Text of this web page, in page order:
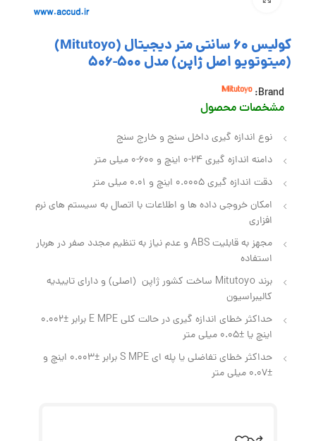
کولیس 60 سانتی متر دیجیتال (Mitutoyo)
(میتوتویو اصل ژاپن) مدل 500-506
Brand:
مشخصات محصول
نوع اندازه گیری داخل‌ سنج و خارج‌ سنج
دامنه اندازه‌ گیری 24-0 اینچ و 600-0 میلی‌ متر
دقت اندازه گیری 0.0005 اینچ و 0.01 میلی‌ متر
امکان خروجی داده ها و اطلاعات با اتصال به سیستم های نرم‌
افزاری
مجهز به قابلیت ABS و عدم نیاز به تنظیم مجدد صفر در هربار
استفاده
برند Mitutoyo ساخت کشور ژاپن (اصلی) و دارای تاییدیه
کالیبراسیون
حداکثر خطای اندازه گیری در حالت کلی E MPE برابر ±0.002
اینچ یا ±0.05 میلی‌ متر
حداکثر خطا‌ی تفاضلی یا پله‌ ای S MPE برابر ±0.003 اینچ و
±0.07 میلی‌ متر